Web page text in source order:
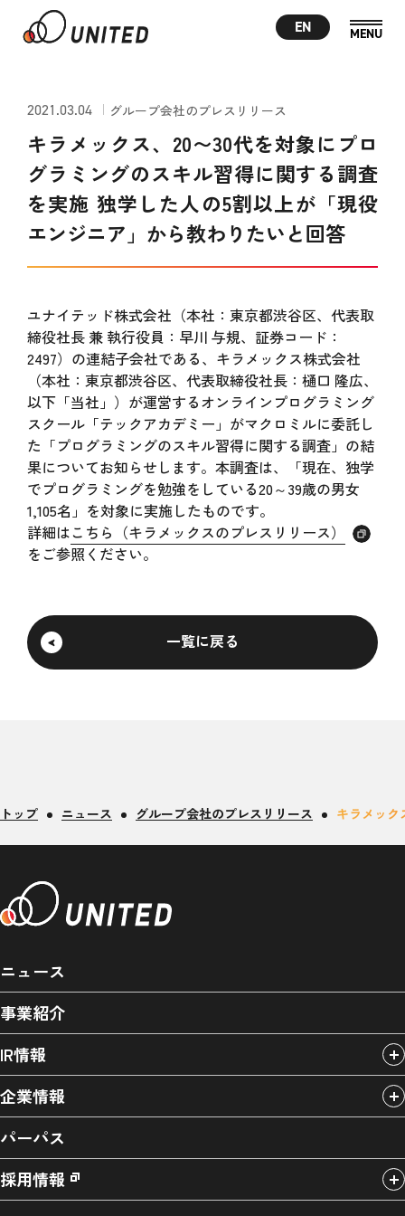
EN
2021.03.04 グループ会社のプレスリリース
キラメックス、20〜30代を対象にプロ
グラミングのスキル習得に関する調査
を実施 独学した人の5割以上が「現役
エンジニア」から教わりたいと回答
ユナイテッド株式会社（本社：東京都渋谷区、代表取
締役社長 兼 執行役員：早川 与規、証券コード：
2497）の連結子会社である、キラメックス株式会社
（本社：東京都渋谷区、代表取締役社長：樋口 隆広、
以下「当社」）が運営するオンラインプログラミング
スクール「テックアカデミー」がマクロミルに委託し
た「プログラミングのスキル習得に関する調査」の結
果についてお知らせします。本調査は、「現在、独学
でプログラミングを勉強をしている20～39歳の男女
1,105名」を対象に実施したものです。
詳細はこちら（キラメックスのプレスリリース）
をご参照ください。
一覧に戻る
トップ ニュース グループ会社のプレスリリース キラメック
ニュース
事業紹介
IR情報
企業情報
パーパス
採用情報